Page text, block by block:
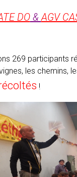
DO&AGV
269 participants
les chemins,
!